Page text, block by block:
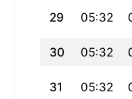
29 05:32
30 05:32
31 05:32